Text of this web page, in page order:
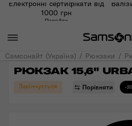
Електронні сертифікати від
1000 грн
Перейти
Самсонайт (Україна) Рюкзаки
Закінчується Порівняти -
РЮКЗАК 15,6"